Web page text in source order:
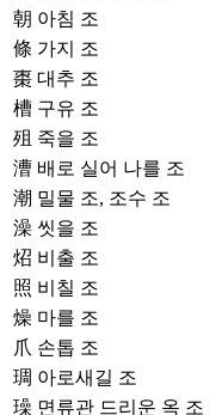
朝 아침 조
條 가지 조
棗 대추 조
槽 구유 조
殂 죽을 조
漕 배로 실어 나를 조
潮 밀물 조, 조수 조
澡 씻을 조
炤 비출 조
照 비칠 조
燥 마를 조
爪 손톱 조
琱 아로새길 조
璪 면류관 드리운 옥 조